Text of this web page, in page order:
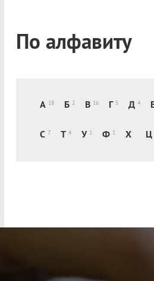
По алфавиту
А 18 Б 2 В 16 Г 5 Д 4
С 7 Т 4 У 1 Ф 1 Х Ц